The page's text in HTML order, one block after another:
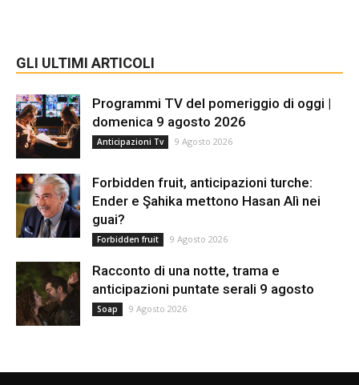
GLI ULTIMI ARTICOLI
Programmi TV del pomeriggio di oggi |
domenica 9 agosto 2026
Anticipazioni Tv 9 Agosto 2026
Forbidden fruit, anticipazioni turche:
Ender e Şahika mettono Hasan Alì nei
guai?
Forbidden fruit 9 Agosto 2026
Racconto di una notte, trama e
anticipazioni puntate serali 9 agosto
Soap 9 Agosto 2026